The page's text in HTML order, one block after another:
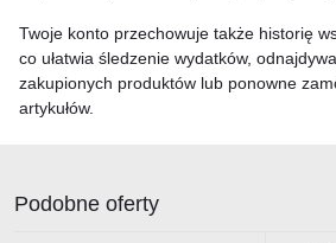
Twoje konto przechowuje także historię
co ułatwia śledzenie wydatków,
zakupionych produktów lub ponowne
artykułów.
Podobne oferty